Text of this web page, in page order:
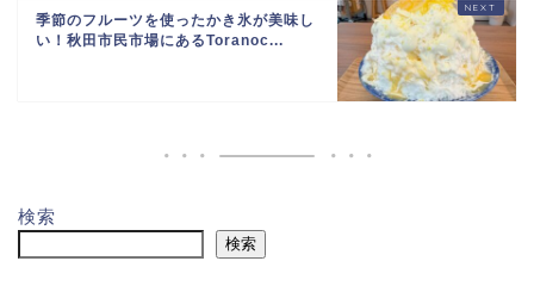
季節のフルーツを使ったかき氷が美味し
い！秋田市民市場にあるToranoc...
検索
検索